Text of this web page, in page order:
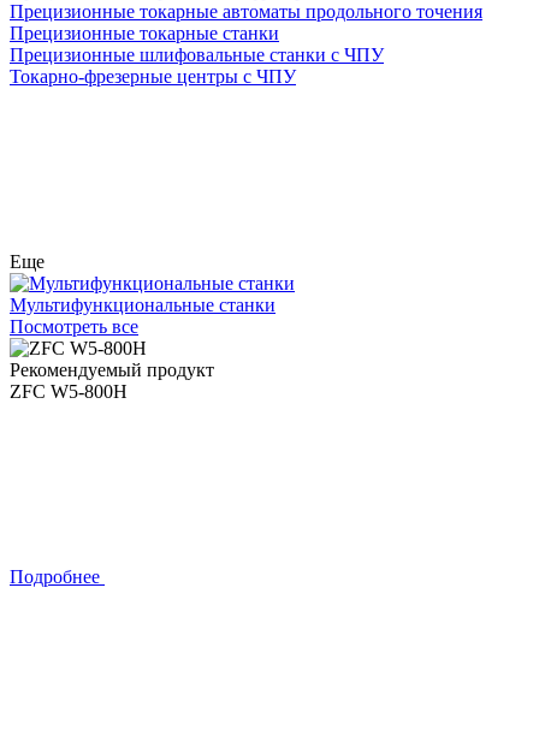
Прецизионные токарные автоматы продольного точения
Прецизионные токарные станки
Прецизионные шлифовальные станки с ЧПУ
Токарно-фрезерные центры с ЧПУ
Еще
Мультифункциональные станки
Посмотреть все
Рекомендуемый продукт
ZFC W5-800H
Подробнее